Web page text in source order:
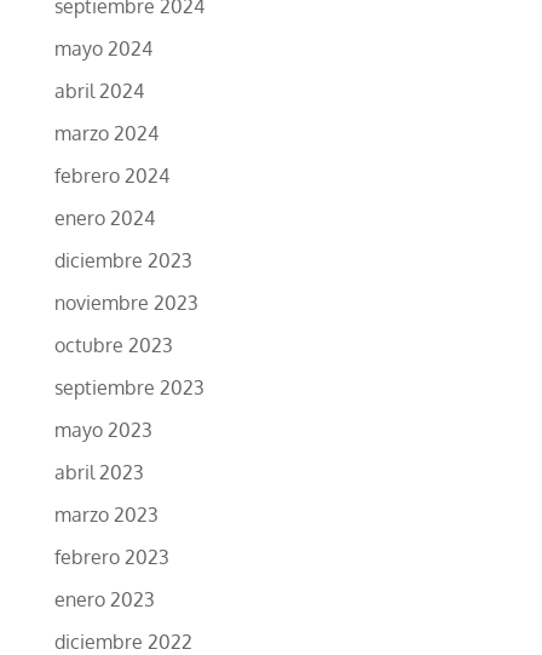
septiembre 2024
mayo 2024
abril 2024
marzo 2024
febrero 2024
enero 2024
diciembre 2023
noviembre 2023
octubre 2023
septiembre 2023
mayo 2023
abril 2023
marzo 2023
febrero 2023
enero 2023
diciembre 2022